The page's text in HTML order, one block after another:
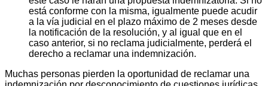
está conforme con la misma, igualmente puede acudir
a la vía judicial en el plazo máximo de 2 meses desde
la notificación de la resolución, y al igual que en el
caso anterior, si no reclama judicialmente, perderá el
derecho a reclamar una indemnización.
Muchas personas pierden la oportunidad de reclamar una